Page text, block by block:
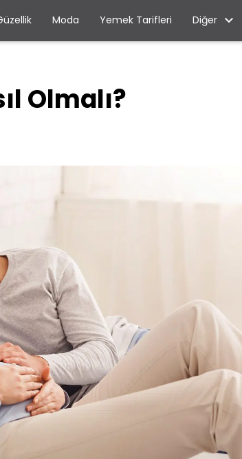
Moda Yemek Tarifleri Diğer
Olmalı?